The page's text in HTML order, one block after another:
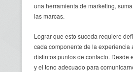
una herramienta de marketing,
las marcas.
Lograr que esto suceda requiere
cada componente de la experiencia
distintos puntos de contacto. Desde
y el tono adecuado para